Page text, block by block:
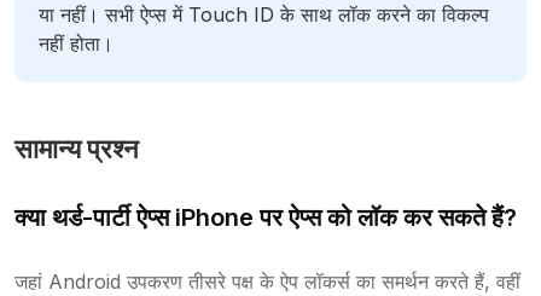
या नहीं। सभी ऐप्स में Touch ID के साथ लॉक करने का विकल्प
नहीं होता।
सामान्य प्रश्न
क्या थर्ड-पार्टी ऐप्स iPhone पर ऐप्स को लॉक कर सकते हैं?
जहां Android उपकरण तीसरे पक्ष के ऐप लॉकर्स का समर्थन करते हैं, वहीं